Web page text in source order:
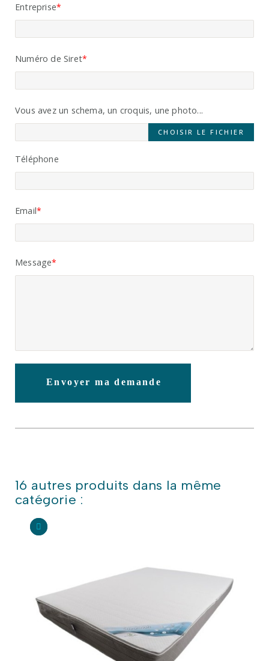
Entreprise
Numéro de Siret
Vous avez un schema, un croquis, une photo...
CHOISIR LE FICHIER
Téléphone
Email
Message
Envoyer ma demande
16 autres produits dans la même
catégorie :